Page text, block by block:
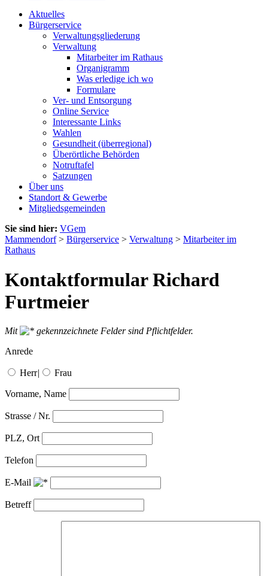
Aktuelles
Bürgerservice
Verwaltungsgliederung
Verwaltung
Mitarbeiter im Rathaus
Organigramm
Was erledige ich wo
Formulare
Ver- und Entsorgung
Online Service
Interessante Links
Wahlen
Gesundheit (überregional)
Überörtliche Behörden
Notruftafel
Satzungen
Über uns
Standort & Gewerbe
Mitgliedsgemeinden
Sie sind hier: VGem
Mammendorf> Bürgerservice > Verwaltung > Mitarbeiter im
Rathaus
Kontaktformular Richard
Furtmeier
Mit
gekennzeichnete Felder sind Pflichtfelder.
Anrede
Herr| Frau
Vorname, Name
Strasse / Nr.
PLZ, Ort
Telefon
E-Mail
Betreff